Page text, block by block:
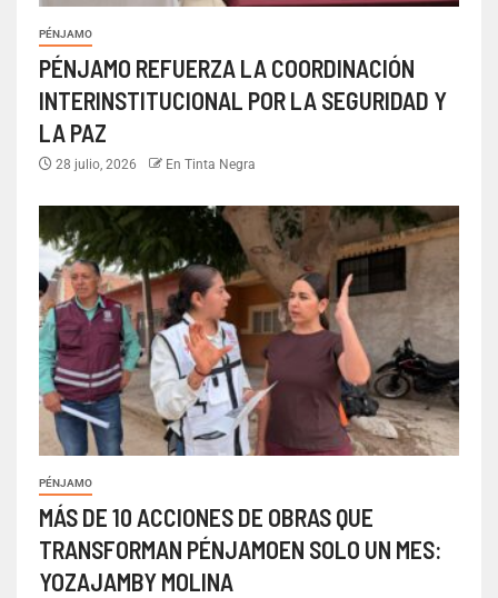
PÉNJAMO
PÉNJAMO REFUERZA LA COORDINACIÓN
INTERINSTITUCIONAL POR LA SEGURIDAD Y
LA PAZ
28 julio, 2026 En Tinta Negra
PÉNJAMO
MÁS DE 10 ACCIONES DE OBRAS QUE
TRANSFORMAN PÉNJAMOEN SOLO UN MES:
YOZAJAMBY MOLINA